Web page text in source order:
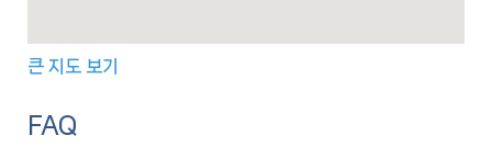
큰 지도 보기
FAQ